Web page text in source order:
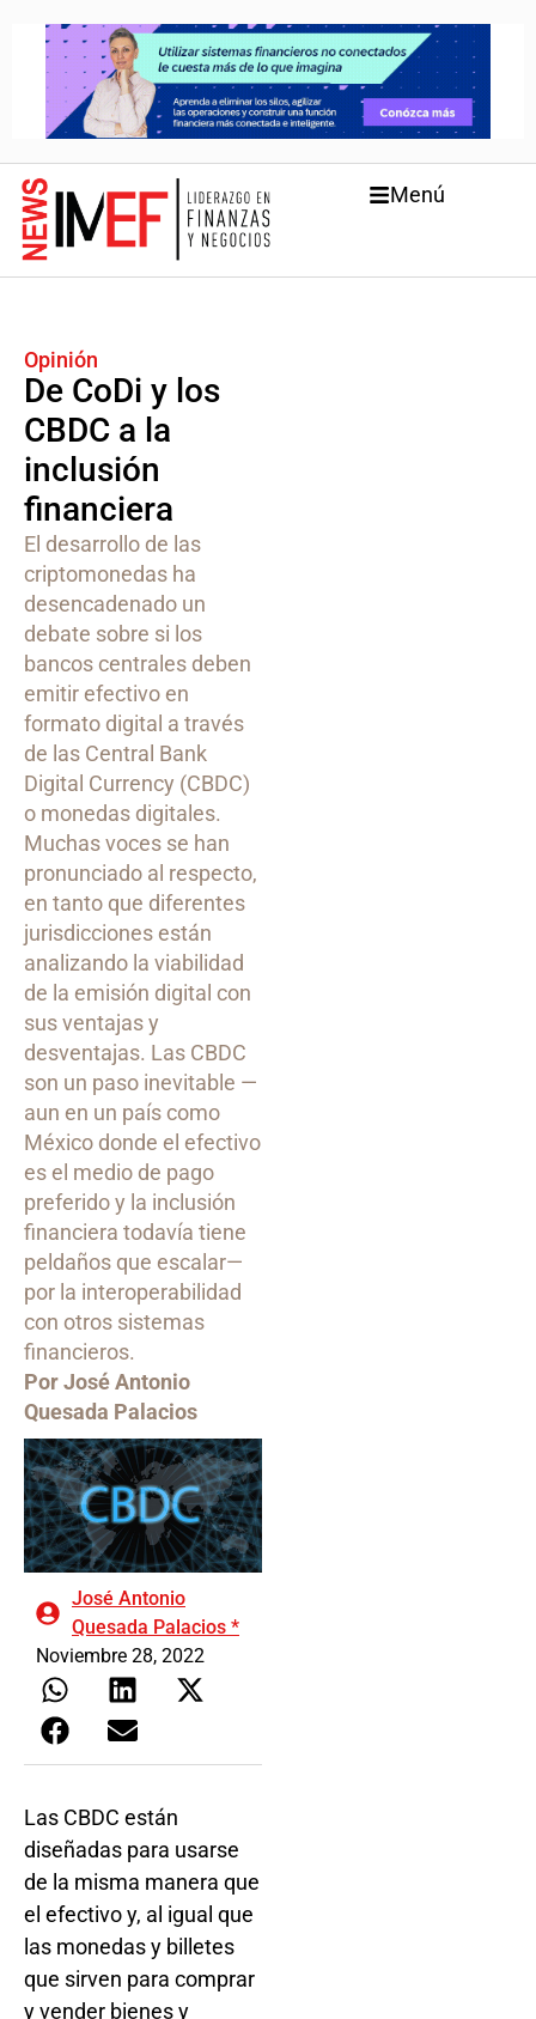
Menú
Opinión
De CoDi y los
CBDC a la
inclusión
financiera
El desarrollo de las
criptomonedas ha
desencadenado un
debate sobre si los
bancos centrales deben
emitir efectivo en
formato digital a través
de las Central Bank
Digital Currency (CBDC)
o monedas digitales.
Muchas voces se han
pronunciado al respecto,
en tanto que diferentes
jurisdicciones están
analizando la viabilidad
de la emisión digital con
sus ventajas y
desventajas. Las CBDC
son un paso inevitable —
aun en un país como
México donde el efectivo
es el medio de pago
preferido y la inclusión
financiera todavía tiene
peldaños que escalar—
por la interoperabilidad
con otros sistemas
financieros.
Por José Antonio
Quesada Palacios
José Antonio
Quesada Palacios *
Noviembre 28, 2022
Las CBDC están
diseñadas para usarse
de la misma manera que
el efectivo y, al igual que
las monedas y billetes
que sirven para comprar
y vender bienes y